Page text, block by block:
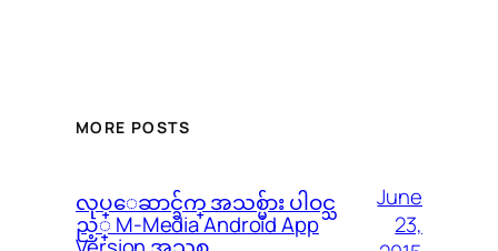
MORE POSTS
လုပ္ေဆာင္ခ်က္ အသစ္မ်ား ပါဝင္သ
ည့္ M-Media Android App
June
23,